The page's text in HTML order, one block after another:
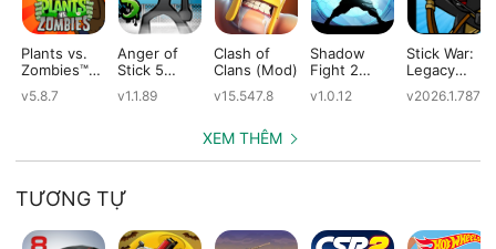
Plants vs.
Zombies™
v5.8.7
Anger of
Stick 5
v1.1.89
Clash of
Clans (Mod)
v15.547.8
Shadow
Fight 2
Edition
v1.0.12
Stick War:
Legacy
v2026.1.787
XEM THÊM
TƯƠNG TỰ